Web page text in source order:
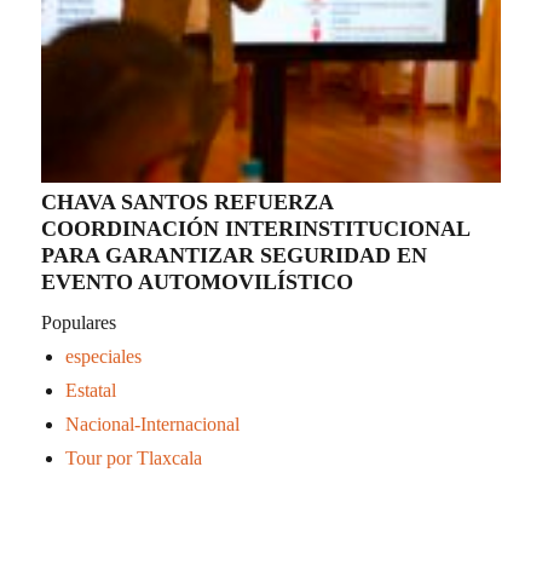
CHAVA SANTOS REFUERZA
COORDINACIÓN INTERINSTITUCIONAL
PARA GARANTIZAR SEGURIDAD EN
EVENTO AUTOMOVILÍSTICO
Populares
especiales
Estatal
Nacional-Internacional
Tour por Tlaxcala